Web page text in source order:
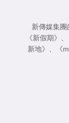
新傳媒集
《新假期》
新地》
《